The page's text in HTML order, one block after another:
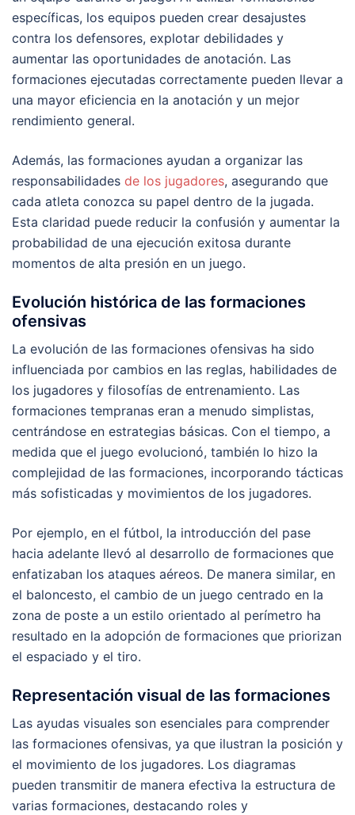
específicas, los equipos pueden crear desajustes
contra los defensores, explotar debilidades y
aumentar las oportunidades de anotación. Las
formaciones ejecutadas correctamente pueden llevar a
una mayor eficiencia en la anotación y un mejor
rendimiento general.
Además, las formaciones ayudan a organizar las
responsabilidades de los jugadores, asegurando que
cada atleta conozca su papel dentro de la jugada.
Esta claridad puede reducir la confusión y aumentar la
probabilidad de una ejecución exitosa durante
momentos de alta presión en un juego.
Evolución histórica de las formaciones
ofensivas
La evolución de las formaciones ofensivas ha sido
influenciada por cambios en las reglas, habilidades de
los jugadores y filosofías de entrenamiento. Las
formaciones tempranas eran a menudo simplistas,
centrándose en estrategias básicas. Con el tiempo, a
medida que el juego evolucionó, también lo hizo la
complejidad de las formaciones, incorporando tácticas
más sofisticadas y movimientos de los jugadores.
Por ejemplo, en el fútbol, la introducción del pase
hacia adelante llevó al desarrollo de formaciones que
enfatizaban los ataques aéreos. De manera similar, en
el baloncesto, el cambio de un juego centrado en la
zona de poste a un estilo orientado al perímetro ha
resultado en la adopción de formaciones que priorizan
el espaciado y el tiro.
Representación visual de las formaciones
Las ayudas visuales son esenciales para comprender
las formaciones ofensivas, ya que ilustran la posición y
el movimiento de los jugadores. Los diagramas
pueden transmitir de manera efectiva la estructura de
varias formaciones, destacando roles y